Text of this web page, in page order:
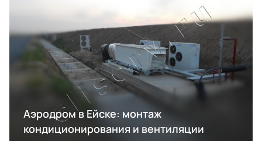
Аэродром в Ейске: монтаж
кондиционирования и вентиляции